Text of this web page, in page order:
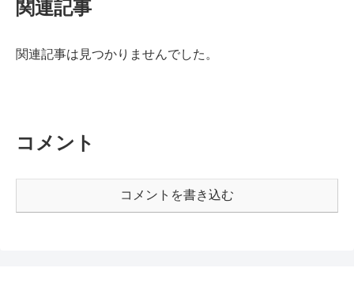
関連記事
関連記事は見つかりませんでした。
コメント
コメントを書き込む